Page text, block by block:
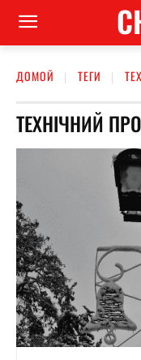
ДОМОЙ ТЕГИ
ТЕХНІЧНИЙ